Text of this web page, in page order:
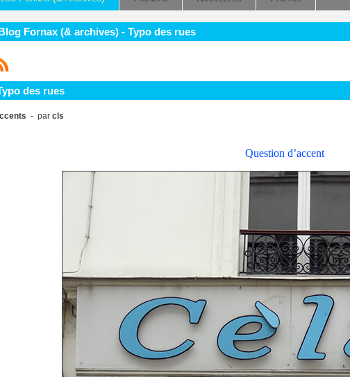
Fornax (& archives) - Typo des rues
des rues
- par cls
Question d’accent